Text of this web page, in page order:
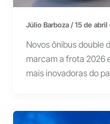
Júlio Barboza/15 de
Novos ônibus double
marcam a frota 2026
mais inovadoras do